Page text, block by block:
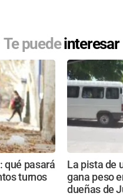
Te puedeinteresar
qué pasará
turnos
La pista de
gana peso
dueñas de